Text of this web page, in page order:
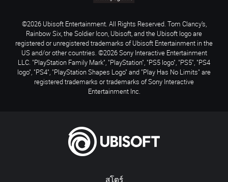
สโตร์
©2026 Ubisoft Entertainment. All Rights Reserved. Tom Clancy’s,
Rainbow Six, the Soldier Icon, Ubisoft, and the Ubisoft logo are
registered or unregistered trademarks of Ubisoft Entertainment in the
US and/or other countries. ©2026 Sony Interactive Entertainment
LLC. "PlayStation Family Mark", "PlayStation", "PS5 logo", "PS5", "PS4
logo", "PS4", "PlayStation Shapes Logo" and "Play Has No Limits" are
registered trademarks or trademarks of Sony Interactive
Entertainment Inc.